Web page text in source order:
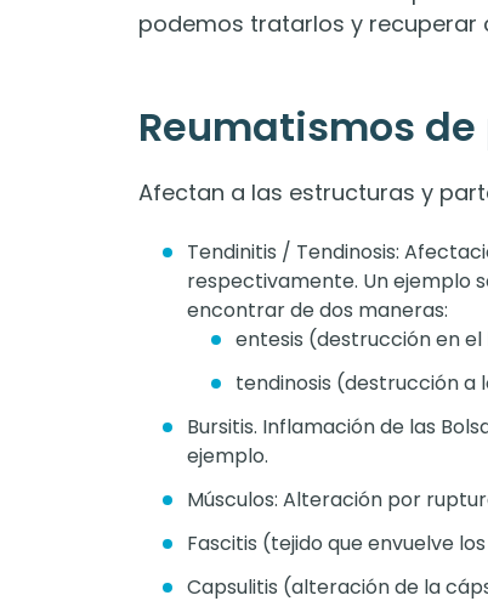
podemos tratarlos y recuperar
Reumatismos
Afectan a las estructuras y
Tendinitis / Tendinosis:
respectivamente. Un ejemplo
encontrar de dos maneras:
entesis (destrucción en
tendinosis (destrucción a
Bursitis. Inflamación de las
ejemplo.
Músculos: Alteración por
Fascitis (tejido que envuelve
Capsulitis (alteración de la